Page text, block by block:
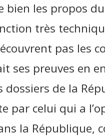
bien les propos
très
pas les
ses preuves en
dossiers de la
par celui qui a
la République,